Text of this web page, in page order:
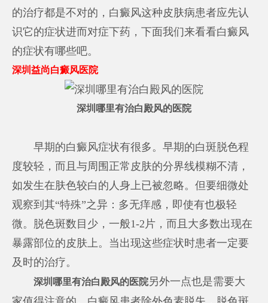
的治疗都是不对的，白癜风这种皮肤病患者应先认
识它的症状进而对症下药，下面我们来看看白癜风
的症状有哪些吧。
深圳益尚白癜风医院
深圳哪里有治白殿风的医院
早期的白癜风症状有很多。早期的白斑脱色程
度较轻，而且与周围正常皮肤的分界线模糊不清，
如发生在肤色较白的人身上已被忽略。但要细微处
观察到其“特殊”之异：多无痒感，即使有也极轻
微。脱色斑数目少，一般1-2片，而且大多数出现在
暴露部位的皮肤上。当出现这些症状时患者一定要
及时的治疗。
深圳哪里有治白殿风的医院另外一点也是需要大